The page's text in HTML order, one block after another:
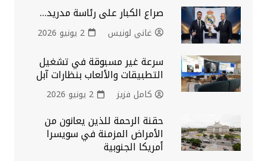
صراع الكبار على رئاسة مدريد…
غاني لونيس 2 يونيو 2026
سرعة غير مسبوقة في تشغيل
التطبيقات والألعاب بنظارات آبل
كامل فزيز 2 يونيو 2026
حقنة الرحمة للذين يعانون من
الأمراض المزمنة في سويسرا
أمريكا الجنوبية